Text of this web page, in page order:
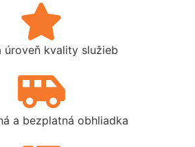
úroveň kvality služieb
a bezplatná obhliadka